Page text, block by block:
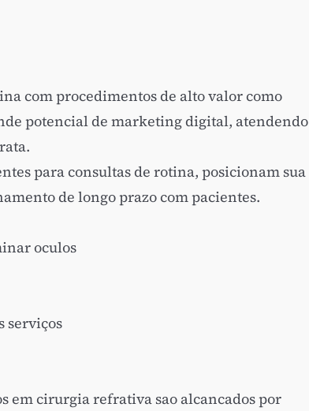
com procedimentos de alto valor como
potencial de marketing digital, atendendo
para consultas de rotina, posicionam sua
de longo prazo com pacientes.
oculos
serviços
em cirurgia refrativa sao alcancados por